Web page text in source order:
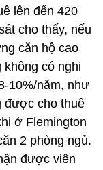
lên đến 420
cho thấy, nếu
căn hộ cao
có nghi
10%/năm, như
được cho thuê
ở Flemington
2 phòng ngủ.
được viên